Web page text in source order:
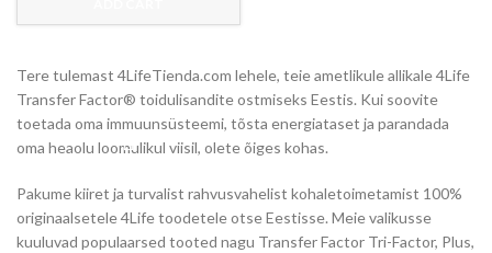
Tere tulemast 4LifeTienda.com lehele, teie ametlikule allikale 4Life
Transfer Factor® toidulisandite ostmiseks Eestis. Kui soovite
toetada oma immuunsüsteemi, tõsta energiataset ja parandada
oma heaolu loomulikul viisil, olete õiges kohas.
Pakume kiiret ja turvalist rahvusvahelist kohaletoimetamist 100%
originaalsetele 4Life toodetele otse Eestisse. Meie valikusse
kuuluvad populaarsed tooted nagu Transfer Factor Tri-Factor, Plus,